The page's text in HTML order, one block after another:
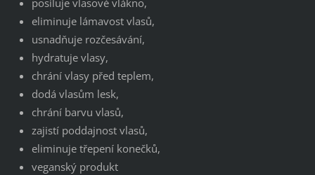
posiluje vlasové vlákno,
eliminuje lámavost vlasů,
usnadňuje rozčesávání,
hydratuje vlasy,
chrání vlasy před teplem,
dodá vlasům lesk,
chrání barvu vlasů,
zajistí poddajnost vlasů,
eliminuje třepení konečků,
veganský produkt